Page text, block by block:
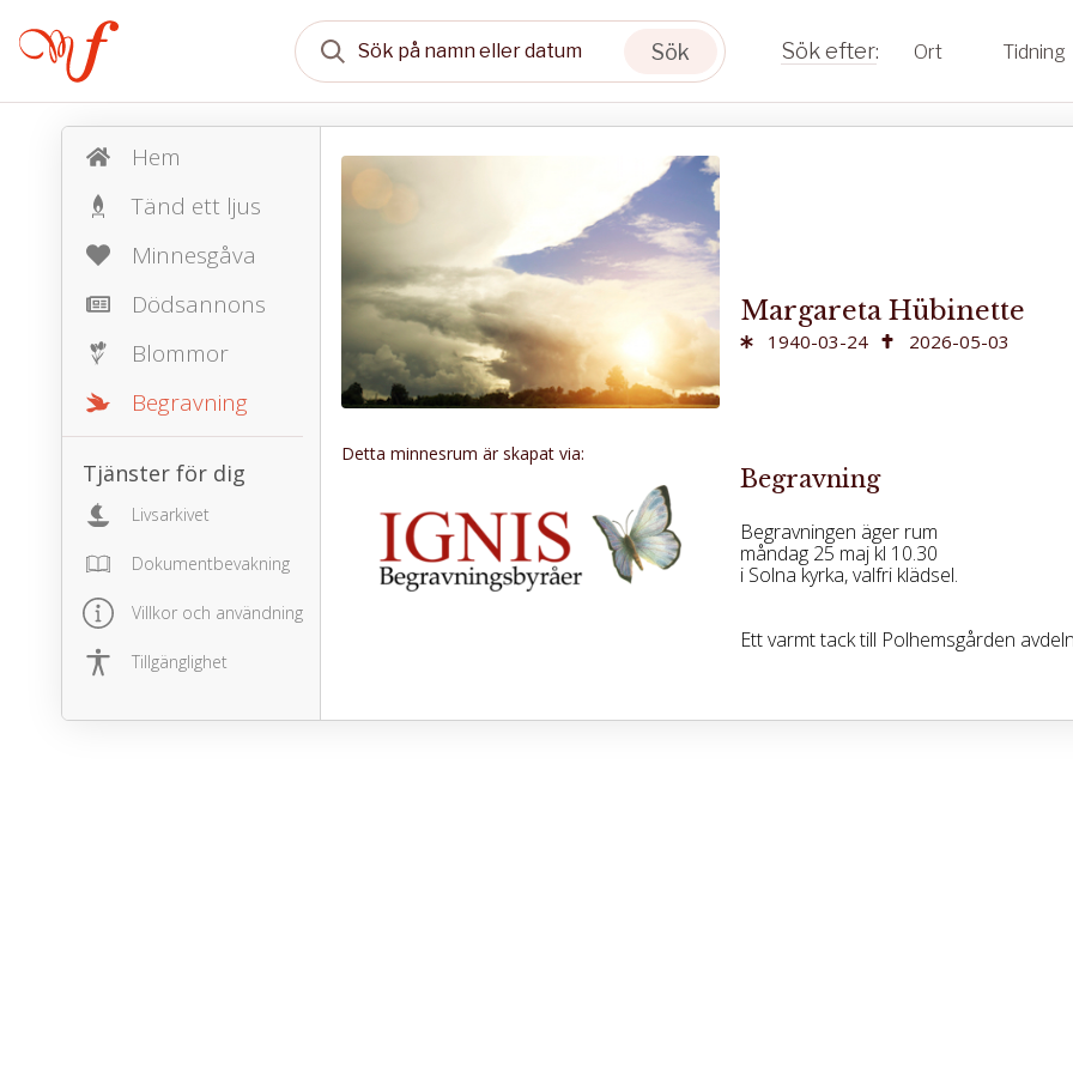
Sök Ort Tidning
Hem
Tänd ett ljus
Minnesgåva
Dödsannons
Blommor
Begravning
Tjänster för dig
Livsarkivet
Dokumentbevakning
Villkor och användning
Tillgänglighet
Detta minnesrum är skapat via:
Margareta Hübinette
1940-03-24 2026-05-03
Begravning
Begravningen äger rum
måndag 25 maj kl 10.30
i Solna kyrka, valfri klädsel.
Ett varmt tack till Polhemsgården